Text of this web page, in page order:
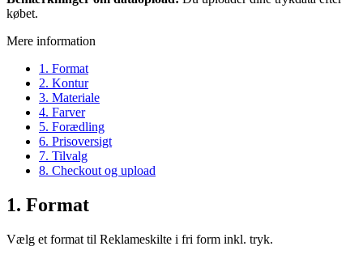
købet.
Mere information
1. Format
2. Kontur
3. Materiale
4. Farver
5. Forædling
6. Prisoversigt
7. Tilvalg
8. Checkout og upload
1. Format
Vælg et format til Reklameskilte i fri form inkl. tryk.